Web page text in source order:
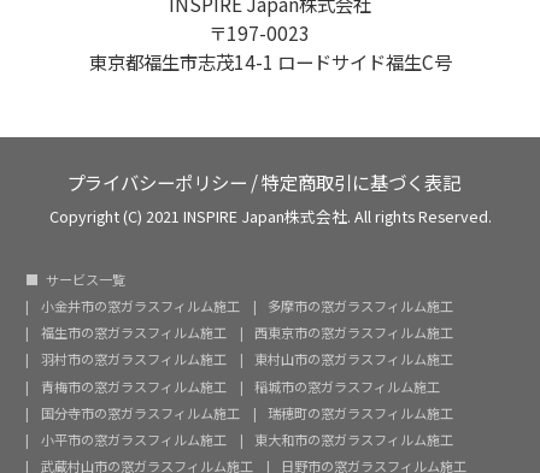
〒197-0023
東京都福生市志茂14-1 ロードサイド福生C号
プライバシーポリシー /特定商取引に基づく表記
Copyright (C) 2021 INSPIRE Japan株式会社. All rights Reserved.
サービス一覧
小金井市の窓ガラスフィルム施工
多摩市の窓ガラスフィルム施工
福生市の窓ガラスフィルム施工
西東京市の窓ガラスフィルム施工
羽村市の窓ガラスフィルム施工
東村山市の窓ガラスフィルム施工
青梅市の窓ガラスフィルム施工
稲城市の窓ガラスフィルム施工
国分寺市の窓ガラスフィルム施工
瑞穂町の窓ガラスフィルム施工
小平市の窓ガラスフィルム施工
東大和市の窓ガラスフィルム施工
武蔵村山市の窓ガラスフィルム施工
日野市の窓ガラスフィルム施工